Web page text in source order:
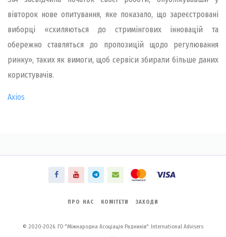
вівторок нове опитування, яке показало, що зареєстровані
виборці «схиляються до стримінгових інновацій та
обережно ставляться до пропозицій щодо регулювання
ринку», таких як вимоги, щоб сервіси збирали більше даних
користувачів.
Axios
ПРО НАС КОМІТЕТИ ЗАХОДИ
© 2020-2026. ГО "Міжнародна Асоціація Радників". International Advisers